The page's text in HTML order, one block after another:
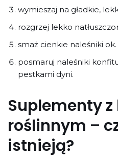
wymieszaj na gładkie,
rozgrzej lekko
smaż cienkie naleśniki
posmaruj naleśniki
pestkami dyni.
Suplementy
roślinnym –
istnieją?